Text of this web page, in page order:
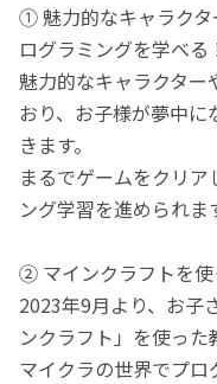
① 魅力的なキャラク
ログラミングを学べる
魅力的なキャラクター
おり、お子様が夢中
きます。
まるでゲームをクリ
ング学習を進められま
② マインクラフトを使
2023年9月より、お子
ンクラフト」を使った
マイクラの世界でプ